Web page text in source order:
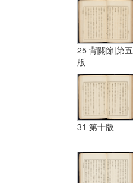
25 背關節|第五
版
31 第十版